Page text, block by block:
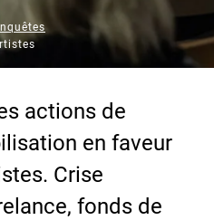
actions de
en faveur
Crise
fonds de